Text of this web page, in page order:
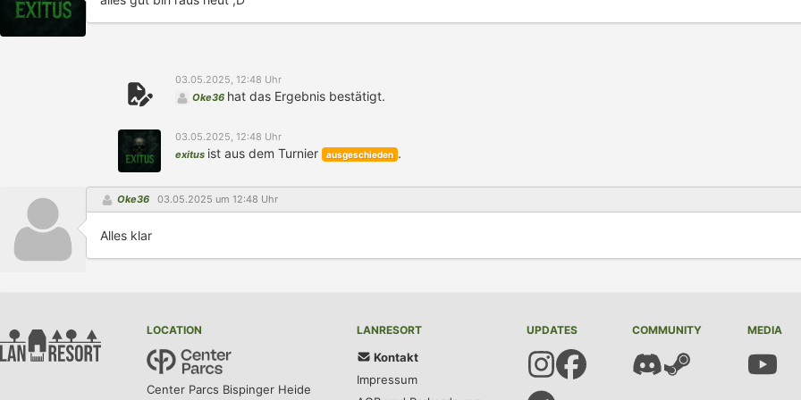
03.05.2025, 12:48 Uhr
Oke36 hat das Ergebnis bestätigt.
03.05.2025, 12:48 Uhr
exitus ist aus dem Turnier ausgeschieden .
Oke36 03.05.2025 um 12:48 Uhr
Alles klar
LOCATION
Center Parcs Bispinger Heide
LANRESORT
Kontakt
Impressum
UPDATES COMMUNITY MEDIA